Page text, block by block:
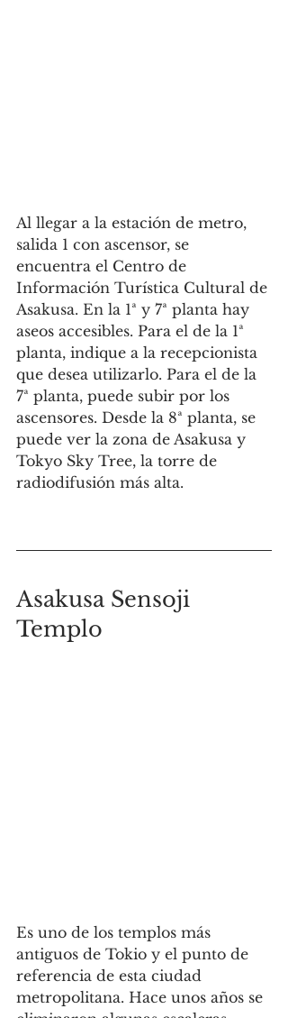
Al llegar a la estación de metro,
salida 1 con ascensor, se
encuentra el Centro de
Información Turística Cultural de
Asakusa. En la 1ª y 7ª planta hay
aseos accesibles. Para el de la 1ª
planta, indique a la recepcionista
que desea utilizarlo. Para el de la
7ª planta, puede subir por los
ascensores. Desde la 8ª planta, se
puede ver la zona de Asakusa y
Tokyo Sky Tree, la torre de
radiodifusión más alta.
Asakusa Sensoji
Templo
Es uno de los templos más
antiguos de Tokio y el punto de
referencia de esta ciudad
metropolitana. Hace unos años se